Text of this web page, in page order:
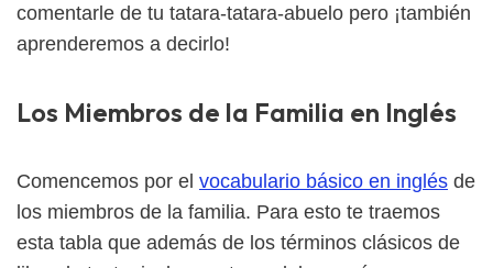
comentarle de tu tatara-tatara-abuelo pero ¡también
aprenderemos a decirlo!
Los Miembros de la Familia en Inglés
Comencemos por el vocabulario básico en inglés de
los miembros de la familia. Para esto te traemos
esta tabla que además de los términos clásicos de